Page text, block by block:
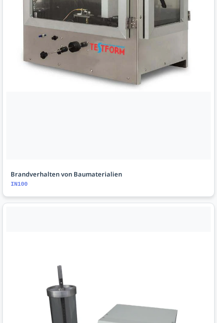
Brandverhalten von Baumaterialien
IN100